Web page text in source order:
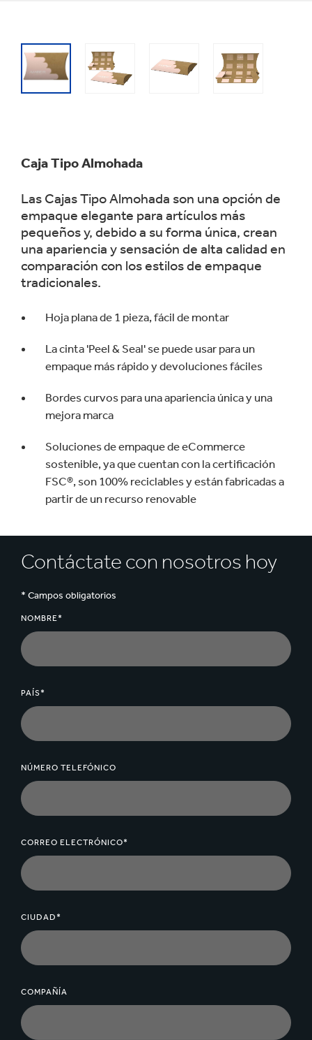
Caja Tipo Almohada
Las Cajas Tipo Almohada son una opción de
empaque elegante para artículos más
pequeños y, debido a su forma única, crean
una apariencia y sensación de alta calidad en
comparación con los estilos de empaque
tradicionales.
Hoja plana de 1 pieza, fácil de montar
La cinta 'Peel & Seal' se puede usar para un
empaque más rápido y devoluciones fáciles
Bordes curvos para una apariencia única y una
mejora marca
Soluciones de empaque de eCommerce
sostenible, ya que cuentan con la certificación
FSC®, son 100% reciclables y están fabricadas a
partir de un recurso renovable
Contáctate con nosotros hoy
* Campos obligatorios
NOMBRE*
PAÍS*
NÚMERO TELEFÓNICO
CORREO ELECTRÓNICO*
CIUDAD*
COMPAÑÍA